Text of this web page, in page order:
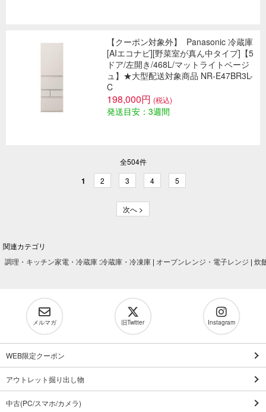
【クーポン対象外】
Panasonic 冷蔵庫
[AIエコナビ][野菜室が真ん中タイプ]【5
ドア/左開き/468L/マットライトベージ
ュ】★大型配送対象商品 NR-E47BR3L-
C
198,000円 (税込)
発送目安：3週間
全504件
1 2 3 4 5
次へ >
関連カテゴリ
調理・キッチン家電・冷蔵庫 :冷蔵庫・冷凍庫 | オーブンレンジ・電子レンジ | 炊
メルマガ 旧Twitter Instagram
WEB限定クーポン
アウトレット掘り出し物
中古(PC/スマホ/カメラ)